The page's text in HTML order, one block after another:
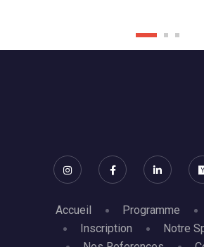
Accueil Programme
Inscription
Notre